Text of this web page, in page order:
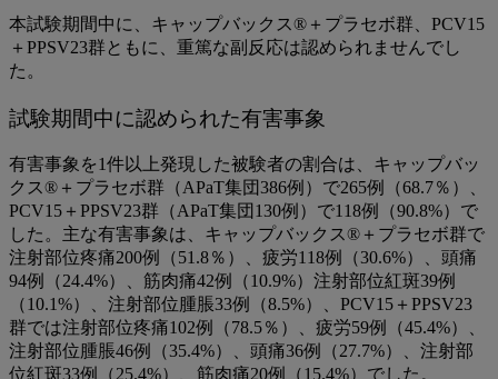
本試験期間中に、キャップバックス®＋プラセボ群、PCV15
＋PPSV23群ともに、重篤な副反応は認められませんでし
た。
試験期間中に認められた有害事象
有害事象を1件以上発現した被験者の割合は、キャップバッ
クス®＋プラセボ群（APaT集団386例）で265例（68.7％）、
PCV15＋PPSV23群（APaT集団130例）で118例（90.8%）で
した。主な有害事象は、キャップバックス®＋プラセボ群で
注射部位疼痛200例（51.8％）、疲労118例（30.6%）、頭痛
94例（24.4%）、筋肉痛42例（10.9%）注射部位紅斑39例
（10.1%）、注射部位腫脹33例（8.5%）、PCV15＋PPSV23
群では注射部位疼痛102例（78.5％）、疲労59例（45.4%）、
注射部位腫脹46例（35.4%）、頭痛36例（27.7%）、注射部
位紅斑33例（25.4%）、筋肉痛20例（15.4%）でした。​